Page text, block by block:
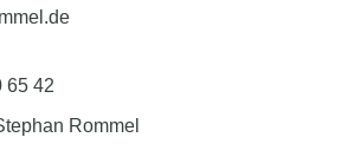
65 42
Rommel